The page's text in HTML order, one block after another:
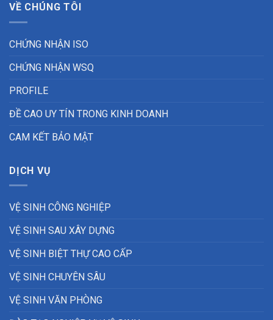
VỀ CHÚNG TÔI
CHỨNG NHẬN ISO
CHỨNG NHẬN WSQ
PROFILE
ĐỀ CAO UY TÍN TRONG KINH DOANH
CAM KẾT BẢO MẬT
DỊCH VỤ
VỆ SINH CÔNG NGHIỆP
VỆ SINH SAU XÂY DỰNG
VỆ SINH BIỆT THỰ CAO CẤP
VỆ SINH CHUYÊN SÂU
VỆ SINH VĂN PHÒNG